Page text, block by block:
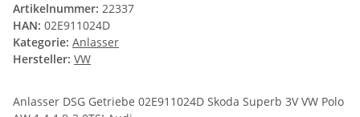
Artikelnummer: 22337
HAN: 02E911024D
Kategorie: Anlasser
Hersteller: VW
Anlasser DSG Getriebe 02E911024D Skoda Superb 3V VW Polo